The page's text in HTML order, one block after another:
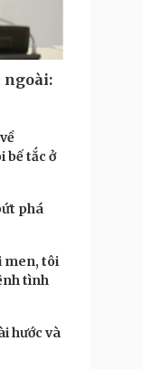
ngoài:
bế tắc ở
phá
men, tôi
tình
hước và